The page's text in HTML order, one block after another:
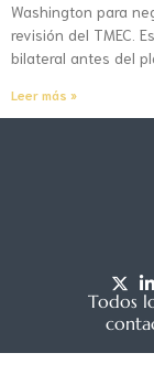
Washington para
revisión del TMEC.
bilateral antes del
Leer más »
Todos